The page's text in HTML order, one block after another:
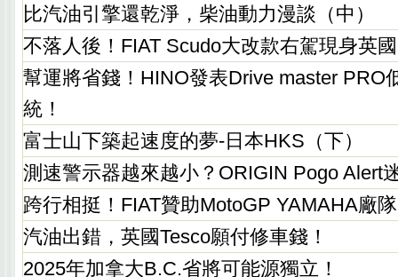
比汽油引擎還乾淨，柴油動力漫談（中）
不落人後！FIAT Scudo大改款右駕現身英
幫運將省錢！HINO發表Drive master PRO
統！
富士山下築起速度的夢-日本HKS（下）
測速警示器越來越小？ORIGIN Pogo Alert
跨行相挺！FIAT贊助MotoGP YAMAHA廠
汽油出錯，英國Tesco願付修車錢！
2025年加拿大B.C.省將可能源獨立！